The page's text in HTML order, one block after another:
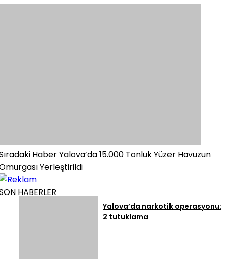
HaberYalova’da 15.000 Tonluk Yüzer Havuzun
Yerleştirildi
HABERLER
Yalova’da narkotik operasyonu:
2 tutuklama